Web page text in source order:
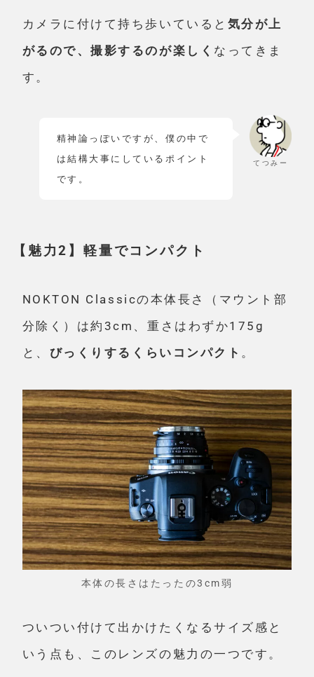
カメラに付けて持ち歩いていると 気分が上
がるので、撮影するのが楽しく なってきま
す。
てつみー
精神論っぽいですが、僕の中で
は結構大事にしているポイント
です。
【魅力2】軽量でコンパクト
NOKTON Classicの本体長さ（マウント部
分除く）は約3cm、重さはわずか175g
と、 びっくりするくらいコンパクト 。
本体の長さはたったの3cm弱
ついつい付けて出かけたくなるサイズ感 と
いう点も、このレンズの魅力の一つです。